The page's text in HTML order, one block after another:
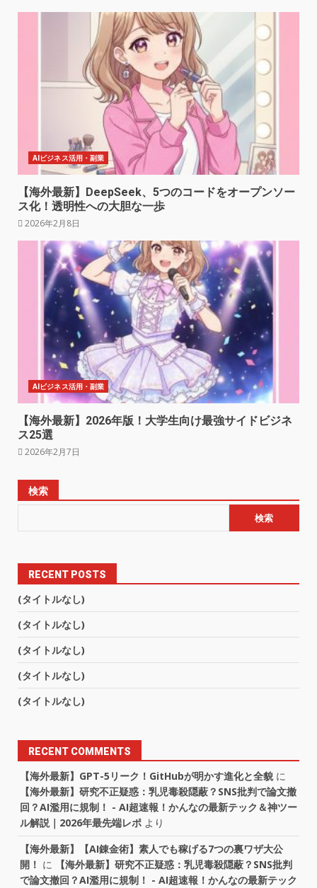
AIビジネス活用・副業
【海外最新】DeepSeek、5つのコードをオープンソー
ス化！透明性への大胆な一歩
2026年2月8日
AIビジネス活用・副業
【海外最新】2026年版！大学生向け最強サイドビジネ
ス25選
2026年2月7日
検索
検索
RECENT POSTS
(タイトルなし)
(タイトルなし)
(タイトルなし)
(タイトルなし)
(タイトルなし)
RECENT COMMENTS
【海外最新】GPT-5リーク！GitHubが明かす進化と全貌に
【海外最新】研究不正疑惑：乳児毒殺隠蔽？SNS批判で論文撤
回？AI濫用に規制！ - AI超速報！かんなの最新テック＆神ツー
ル解説｜2026年最先端レポ より
【海外最新】【AI錬金術】素人でも稼げる7つの裏ワザ大公
開！ に
【海外最新】研究不正疑惑：乳児毒殺隠蔽？SNS批判
で論文撤回？AI濫用に規制！ - AI超速報！かんなの最新テック